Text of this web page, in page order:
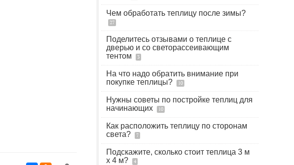
Чем обработать теплицу после зимы?
27
Поделитесь отзывами о теплице с
дверью и со светорассеивающим
тентом
3
На что надо обратить внимание при
покупке теплицы?
10
Нужны советы по постройке теплиц для
начинающих
10
Как расположить теплицу по сторонам
света?
7
Подскажите, сколько стоит теплица 3 м
х 4 м?
4